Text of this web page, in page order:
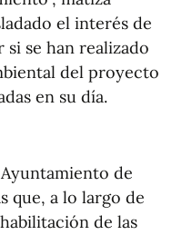
el interés de
se han realizado
del proyecto
en su día.
de
que, a lo largo de
de las